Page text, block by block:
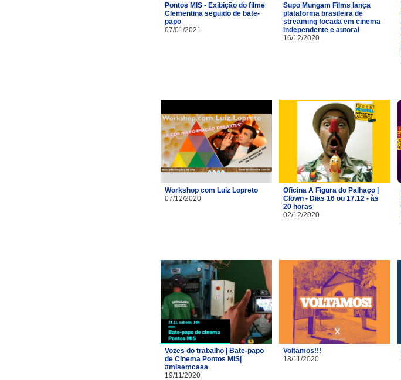
Pontos MIS - Exibição do filme
Clementina seguido de bate-
papo
07/01/2021
Supo Mungam Films lança
plataforma brasileira de
streaming focada em cinema
independente e autoral
16/12/2020
Workshop com Luiz Lopreto
07/12/2020
Oficina A Figura do Palhaço |
Clown - Dias 16 ou 17.12 - às
20 horas
02/12/2020
Vozes do trabalho | Bate-papo
de Cinema Pontos MIS|
#misemcasa
19/11/2020
Voltamos!!!
18/11/2020